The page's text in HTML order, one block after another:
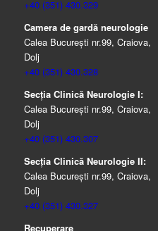
+40 (351) 430.329
Camera de gardă neurologie
Calea București nr.99, Craiova,
Dolj
+40 (351) 430.328
Secția Clinică Neurologie I:
Calea București nr.99, Craiova,
Dolj
+40 (351) 430.307
Secția Clinică Neurologie II:
Calea București nr.99, Craiova,
Dolj
+40 (351) 430.327
Recuperare